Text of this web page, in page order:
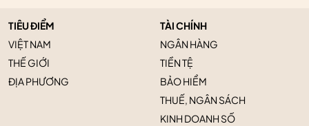
TIÊU ĐIỂM
VIỆT NAM
THẾ GIỚI
ĐỊA PHƯƠNG
TÀI CHÍNH
NGÂN HÀNG
TIỀN TỆ
BẢO HIỂM
THUẾ, NGÂN SÁCH
KINH DOANH SỐ